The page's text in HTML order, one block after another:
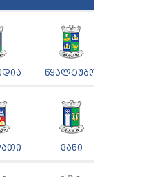
ᲬᲧᲐᲚᲢᲣᲑᲝ
ᲕᲐᲜᲘ